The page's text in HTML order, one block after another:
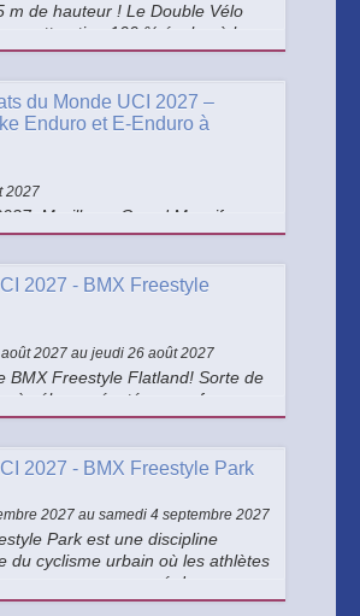
m de hauteur ! Le Double Vélo
attraction 100 % écolo où les
pédaler pour générer leur
du Monde UCI 2027 –
Enduro et E-Enduro à
2027
Morillon – Grand Massif
du Monde UCI de
disputées sur des
au cœur des
Giffre.
2027 - BMX Freestyle
2027 au jeudi 26 août 2027
BMX Freestyle Flatland! Sorte de
à vélo » exécuté sur surface
spectaculaire combine
alliant sport, style et expression
2027 - BMX Freestyle Park
2027 au samedi 4 septembre 2027
Park est une discipline
du cyclisme urbain où les athlètes
un parcours composé de rampes,
variés. Rapide, créatif et